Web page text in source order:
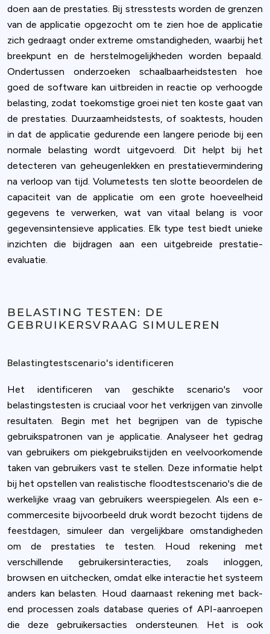
doen aan de prestaties. Bij stresstests worden de grenzen
van de applicatie opgezocht om te zien hoe de applicatie
zich gedraagt onder extreme omstandigheden, waarbij het
breekpunt en de herstelmogelijkheden worden bepaald.
Ondertussen onderzoeken schaalbaarheidstesten hoe
goed de software kan uitbreiden in reactie op verhoogde
belasting, zodat toekomstige groei niet ten koste gaat van
de prestaties. Duurzaamheidstests, of soaktests, houden
in dat de applicatie gedurende een langere periode bij een
normale belasting wordt uitgevoerd. Dit helpt bij het
detecteren van geheugenlekken en prestatievermindering
na verloop van tijd. Volumetests ten slotte beoordelen de
capaciteit van de applicatie om een grote hoeveelheid
gegevens te verwerken, wat van vitaal belang is voor
gegevensintensieve applicaties. Elk type test biedt unieke
inzichten die bijdragen aan een uitgebreide prestatie-
evaluatie.
BELASTING TESTEN: DE
GEBRUIKERSVRAAG SIMULEREN
Belastingtestscenario's identificeren
Het identificeren van geschikte scenario's voor
belastingstesten is cruciaal voor het verkrijgen van zinvolle
resultaten. Begin met het begrijpen van de typische
gebruikspatronen van je applicatie. Analyseer het gedrag
van gebruikers om piekgebruikstijden en veelvoorkomende
taken van gebruikers vast te stellen. Deze informatie helpt
bij het opstellen van realistische floodtestscenario's die de
werkelijke vraag van gebruikers weerspiegelen. Als een e-
commercesite bijvoorbeeld druk wordt bezocht tijdens de
feestdagen, simuleer dan vergelijkbare omstandigheden
om de prestaties te testen. Houd rekening met
verschillende gebruikersinteracties, zoals inloggen,
browsen en uitchecken, omdat elke interactie het systeem
anders kan belasten. Houd daarnaast rekening met back-
end processen zoals database queries of API-aanroepen
die deze gebruikersacties ondersteunen. Het is ook